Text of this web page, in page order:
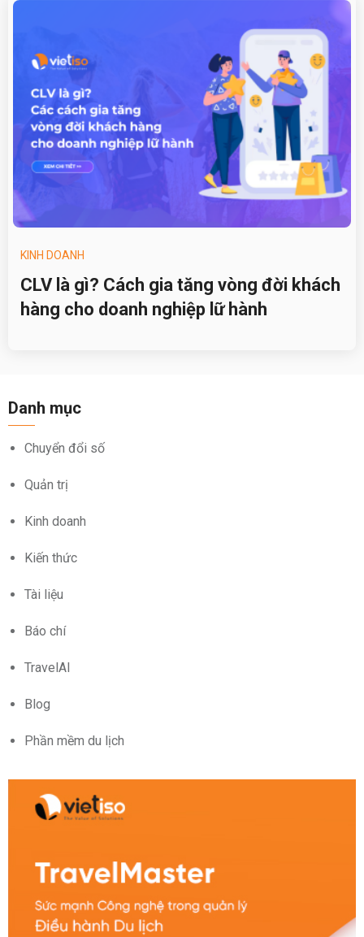
KINH DOANH
CLV là gì? Cách gia tăng vòng đời khách
hàng cho doanh nghiệp lữ hành
Danh mục
Chuyển đổi số
Quản trị
Kinh doanh
Kiến thức
Tài liệu
Báo chí
TravelAI
Blog
Phần mềm du lịch